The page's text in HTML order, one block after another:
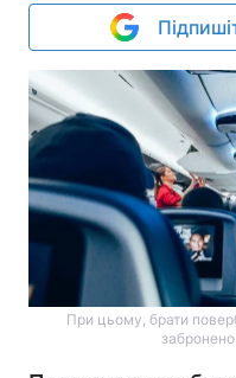
При цьому, брати